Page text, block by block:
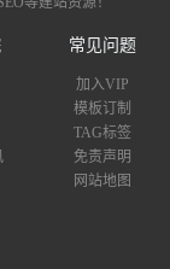
常见问题
加入VIP
模板订制
TAG标签
免责声明
网站地图